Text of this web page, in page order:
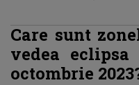
Care sunt
vedea
octombrie